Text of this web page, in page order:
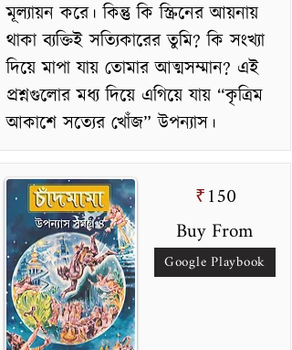
মূল্যায়ন করে। কিন্তু কি স্ক্রিনের আয়নায়
থাকা ব্যক্তিই সত্যিকারের তুমি? কি সংখ্যা
দিয়ে মাপা যায় তোমার আত্মসম্মান? এই
প্রশ্নগুলোর মধ্য দিয়ে এগিয়ে যায় “কৃত্রিম
আকাশে সত্যের খোঁজ” উপন্যাস।
₹150
Buy From
Google Playbook